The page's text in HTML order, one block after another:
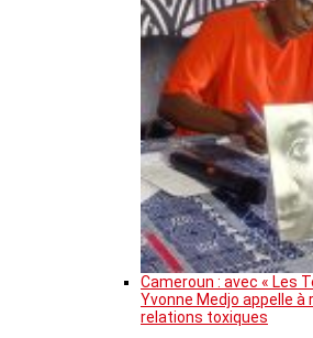
Cameroun : avec « Les
Yvonne Medjo appelle à
relations toxiques